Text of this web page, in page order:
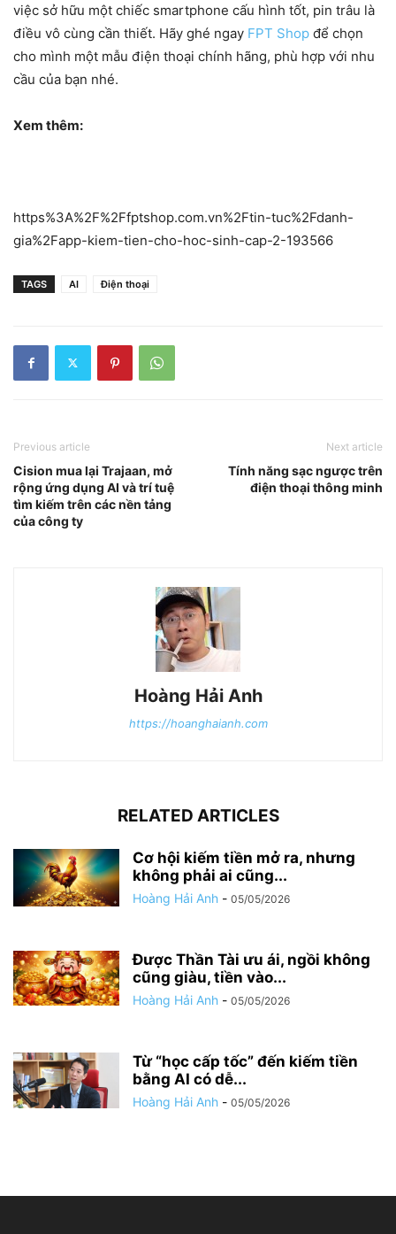
việc sở hữu một chiếc smartphone cấu hình tốt, pin trâu là
điều vô cùng cần thiết. Hãy ghé ngay FPT Shop để chọn
cho mình một mẫu điện thoại chính hãng, phù hợp với nhu
cầu của bạn nhé.
Xem thêm:
https%3A%2F%2Ffptshop.com.vn%2Ftin-tuc%2Fdanh-
gia%2Fapp-kiem-tien-cho-hoc-sinh-cap-2-193566
TAGS AI Điện thoại
Previous article
Cision mua lại Trajaan, mở
rộng ứng dụng AI và trí tuệ
tìm kiếm trên các nền tảng
của công ty
Next article
Tính năng sạc ngược trên
điện thoại thông minh
Hoàng Hải Anh
https://hoanghaianh.com
RELATED ARTICLES
Cơ hội kiếm tiền mở ra, nhưng
không phải ai cũng...
Hoàng Hải Anh - 05/05/2026
Được Thần Tài ưu ái, ngồi không
cũng giàu, tiền vào...
Hoàng Hải Anh - 05/05/2026
Từ “học cấp tốc” đến kiếm tiền
bằng AI có dễ...
Hoàng Hải Anh - 05/05/2026